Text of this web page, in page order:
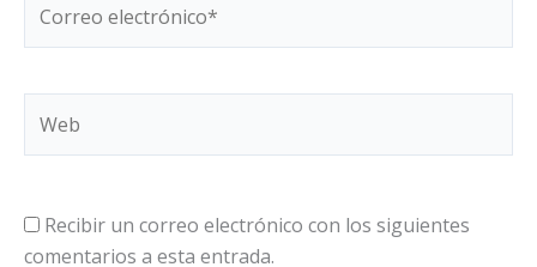
electrónico*
Recibir un correo electrónico con los siguientes
comentarios a esta entrada.